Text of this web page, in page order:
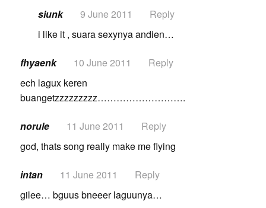
siunk 9 June 2011
Reply
i like it , suara sexynya andien…
fhyaenk 10 June 2011
Reply
ech lagux keren
buangetzzzzzzzzz……………………….
norule 11 June 2011
Reply
god, thats song really make me flying
intan 11 June 2011
Reply
gilee… bguus bneeer laguunya…